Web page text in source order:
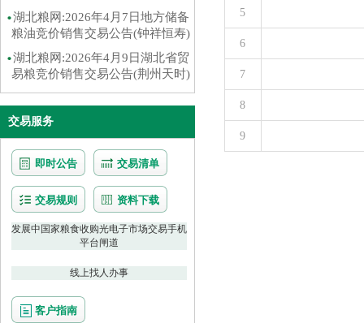
湖北粮网:2026年4月7日地方储备
粮油竞价销售交易公告(钟祥恒寿)
湖北粮网:2026年4月9日湖北省贸
易粮竞价销售交易公告(荆州天时)
交易服务
即时公告 交易清单
交易规则 资料下载
发展中国家粮食收购光电子市场交易手机
平台闸道
线上找人办事
客户指南
5
6
7
8
9